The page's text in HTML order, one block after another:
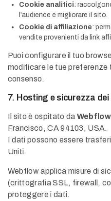
Cookie analitici:
l'audience e migliorare il sito.
Cookie di affiliazione:
vendite provenienti da link
Puoi configurare il tuo
modificare le tue preferenze
consenso.
7. Hosting e sicurezza
Il sito è ospitato da
Francisco, CA 94103, USA.
I dati possono essere
Uniti.
Webflow applica misure di
(crittografia SSL, firewall,
proteggere i dati.